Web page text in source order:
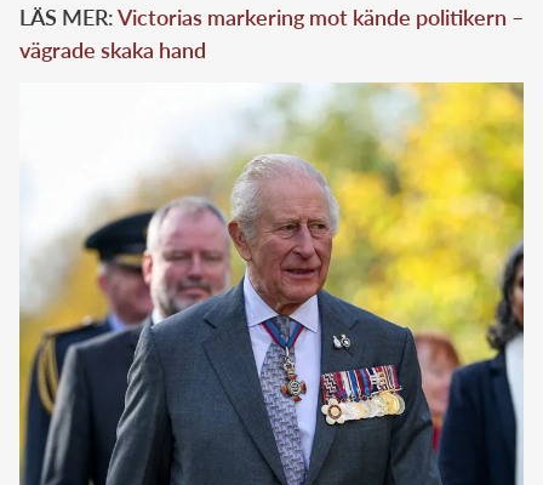
LÄS MER:Victorias markering mot kände politikern –
vägrade skaka hand